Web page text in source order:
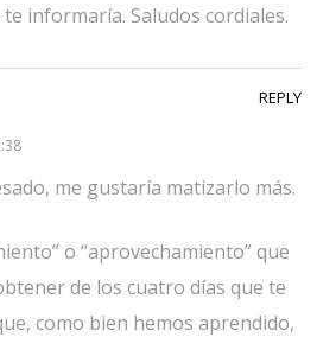
te informaría. Saludos cordiales.
me gustaría matizarlo más.
o “aprovechamiento” que
de los cuatro días que te
como bien hemos aprendido,
REPLY